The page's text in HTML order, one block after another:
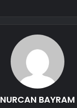
NURCAN BAYRAM